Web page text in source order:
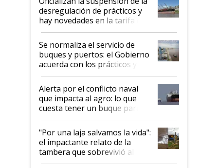
desregulación de prácticos y
hay novedades en la tarifa de
la hidrovía
Se normaliza el servicio de
buques y puertos: el Gobierno
acuerda con los prácticos y
suspende el decreto de
desregulación
Alerta por el conflicto naval
que impacta al agro: lo que
cuesta tener un buque parado
y el peligro de que Argentina
pase a ser "país sucio"
"Por una laja salvamos la vida":
el impactante relato de la
tambera que sobrevivió al
tornado